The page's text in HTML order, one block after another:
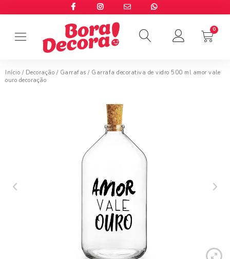
Início / Decoração / Garrafas / Garrafa decorativa de vidro 500 ml amor vale
ouro decoração